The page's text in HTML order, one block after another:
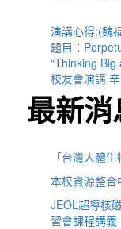
演講心得:(魏
題目：
“Thinking
校友會演講 辛
最新消
「台灣人體
本校資源整
JEOL超導核
習會課程講義